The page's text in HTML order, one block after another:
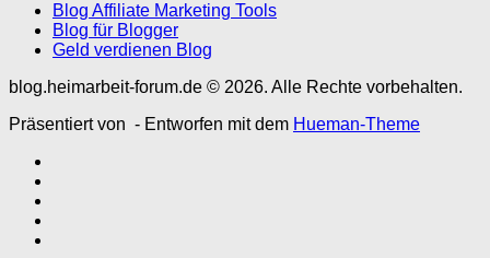
Blog Affiliate Marketing Tools
Blog für Blogger
Geld verdienen Blog
blog.heimarbeit-forum.de © 2026. Alle Rechte vorbehalten.
Präsentiert von - Entworfen mit dem Hueman-Theme